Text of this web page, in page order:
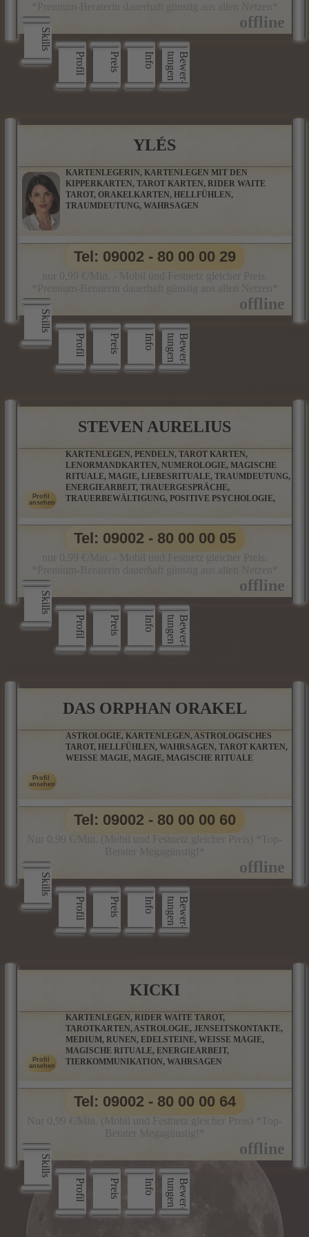
Skills
Profil
Preis Info B
e
w
e
r
­
t
u
n
g
e
n
YLÉS
KARTENLEGERIN, KARTENLEGEN MIT DEN
KIPPERKARTEN, TAROT KARTEN, RIDER WAITE
TAROT, ORAKELKARTEN, HELLFÜHLEN,
TRAUMDEUTUNG, WAHRSAGEN
Skills
Profil
Preis Info B
e
w
e
r
­
t
u
n
g
e
n
Tel: 09002 - 80 00 00 29
STEVEN AURELIUS
KARTENLEGEN, PENDELN, TAROT KARTEN,
LENORMANDKARTEN, NUMEROLOGIE, MAGISCHE
RITUALE, MAGIE, LIEBESRITUALE, TRAUMDEUTUNG,
ENERGIEARBEIT, TRAUERGESPRÄCHE,
TRAUERBEWÄLTIGUNG, POSITIVE PSYCHOLOGIE,
Skills
Profil
Preis Info B
e
w
e
r
­
t
u
n
g
e
n
Tel: 09002 - 80 00 00 05
DAS ORPHAN ORAKEL
ASTROLOGIE, KARTENLEGEN, ASTROLOGISCHES
TAROT, HELLFÜHLEN, WAHRSAGEN, TAROT KARTEN,
WEISSE MAGIE, MAGIE, MAGISCHE RITUALE
Skills
Profil
Preis Info B
e
w
e
r
­
t
u
n
g
e
n
Tel: 09002 - 80 00 00 60
KICKI
KARTENLEGEN, RIDER WAITE TAROT,
TAROTKARTEN, ASTROLOGIE, JENSEITSKONTAKTE,
MEDIUM, RUNEN, EDELSTEINE, WEISSE MAGIE,
MAGISCHE RITUALE, ENERGIEARBEIT,
TIERKOMMUNIKATION, WAHRSAGEN
Skills
Profil
Preis Info B
e
w
e
r
­
t
u
n
g
e
n
Tel: 09002 - 80 00 00 64